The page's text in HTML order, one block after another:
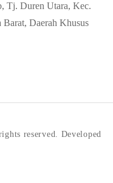
Tj. Duren Utara, Kec.
Barat, Daerah Khusus
reserved. Developed